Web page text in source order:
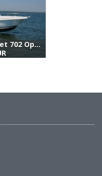
B2 Marine Cap Ferret 702 Open (2024)